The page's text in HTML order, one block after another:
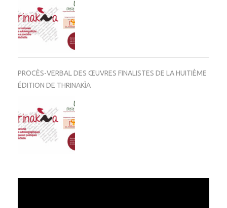
PROCÈS-VERBAL DES ŒUVRES FINALISTES DE LA HUITIÈME
ÉDITION DE THRINAKÌA